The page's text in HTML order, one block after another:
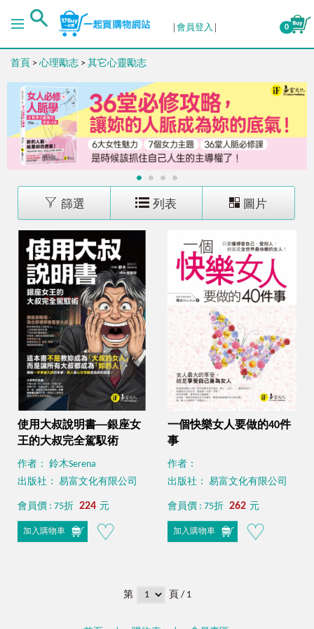
排序
出版日期 (舊→新)
銷售量 (高→低)
銷售量 (低→高)
價格 (高→低)
價格 (低→高)
會員登入 0
首頁 > 心理勵志 > 其它心靈勵志
1 2 3 4
篩選 列表 圖片
使用大叔說明書──銀座女
王的大叔完全駕馭術
作者： 鈴木Serena
出版社： 易富文化有限公司
會員價 : 75折 224 元
加入購物車
一個快樂女人要做的40件
事
作者：
出版社： 易富文化有限公司
會員價 : 75折 262 元
加入購物車
第 頁 / 1